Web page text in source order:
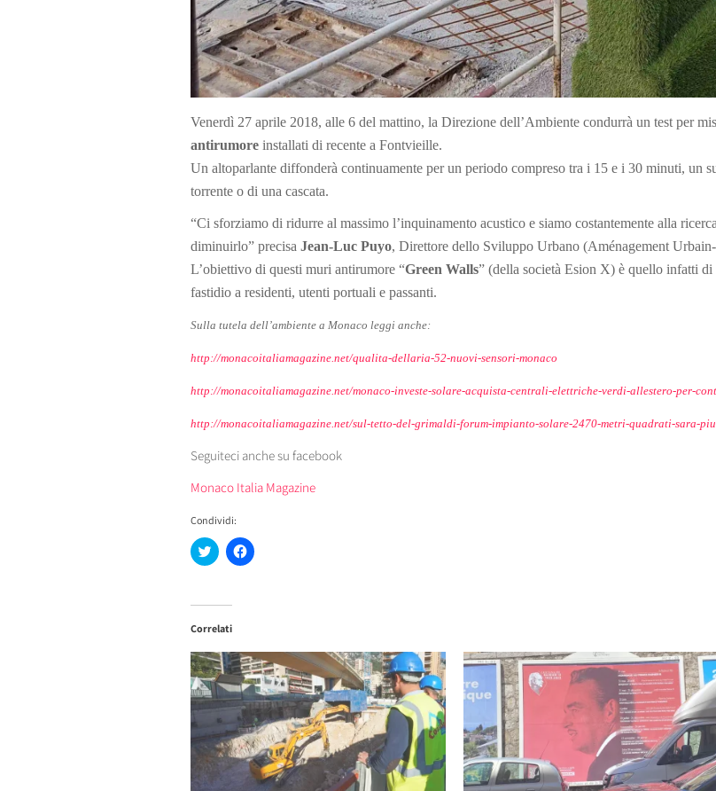
Venerdì 27 aprile 2018, alle 6 del mattino, la Direzione dell’Ambiente condurrà un test per
antirumoreinstallati di recente a Fontvieille.
Un altoparlante diffonderà continuamente per un periodo compreso tra i 15 e i 30 minuti, un
torrente o di una cascata.
“Ci sforziamo di ridurre al massimo l’inquinamento acustico e siamo costantemente alla
diminuirlo” precisa Jean-Luc Puyo, Direttore dello Sviluppo Urbano (Aménagement
L’obiettivo di questi muri antirumore “Green Walls” (della società Esion X) è quello infatti
fastidio a residenti, utenti portuali e passanti.
Sulla tutela dell’ambiente a Monaco leggi anche:
http://monacoitaliamagazine.net/qualita-dellaria-52-nuovi-sensori-monaco
http://monacoitaliamagazine.net/monaco-investe-solare-acquista-centrali-elettriche-verdi-allestero-per-
http://monacoitaliamagazine.net/sul-tetto-del-grimaldi-forum-impianto-solare-2470-metri-quadrati-sara-
Seguiteci anche su facebook
Monaco Italia Magazine
Condividi:
Fai
clic
su
(Si
in
una
nuova
finestra)
Fai
clic
una
nuova
finestra)
Correlati